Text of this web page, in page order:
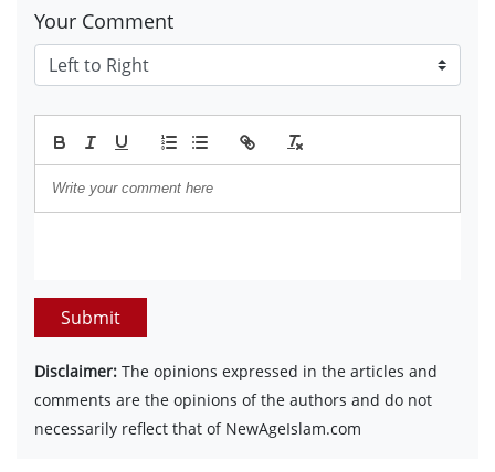
Your Comment
Submit
Disclaimer: The opinions expressed in the articles and
comments are the opinions of the authors and do not
necessarily reflect that of NewAgeIslam.com